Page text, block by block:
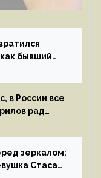
бывший
в России все
рад
зеркалом:
Стаса